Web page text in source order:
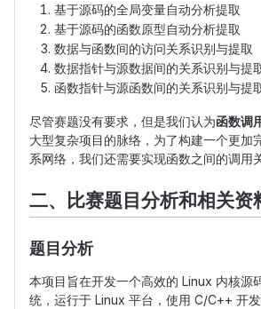
基于源码的全局变量自动分析提取
基于源码的函数原型自动分析提取
数据与函数间的访问关系识别与提取
数据指针与源数据间的关系识别与提
函数指针与源函数间的关系识别与提
尽管赛题没有要求，但是我们认为函数调
大型复杂项目的脉络，为了构建一个更加
系网络，我们还需要实现函数之间的调用
二、比赛题目分析和相关资
题目分析
本项目旨在开发一个高效的 Linux 内核源
统，运行于 Linux 平台，使用 C/C++ 开